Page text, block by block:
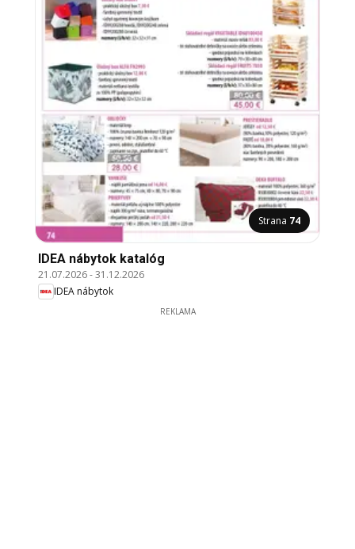
Strana 74
IDEA nábytok katalóg
21.07.2026-31.12.2026
IDEA nábytok
REKLAMA